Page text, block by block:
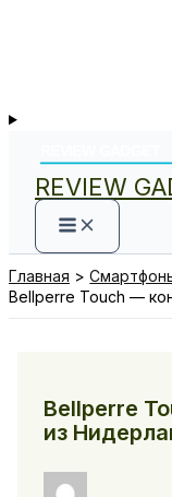
REVIEW
Главная
Bellperre Touch —
Bellperre
из